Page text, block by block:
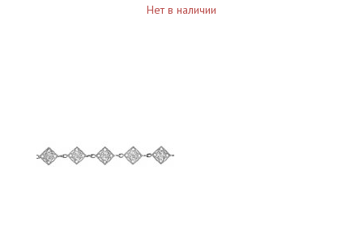
Нет в наличии